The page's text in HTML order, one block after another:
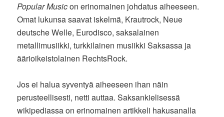
Popular Musicon erinomainen johdatus aiheeseen.
Omat lukunsa saavat iskelmä, Krautrock, Neue
deutsche Welle, Eurodisco, saksalainen
metallimusiikki, turkkilainen musiikki Saksassa ja
äärioikeistolainen RechtsRock.
Jos ei halua syventyä aiheeseen ihan näin
perusteellisesti, netti auttaa. Saksankielisessä
wikipediassa on erinomainen artikkeli hakusanalla